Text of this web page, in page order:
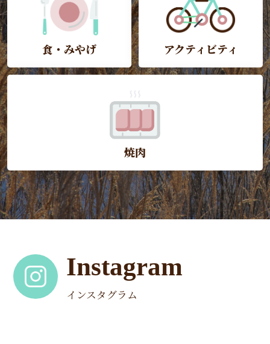
食・みやげ アクティビティ
焼肉
Instagram
インスタグラム